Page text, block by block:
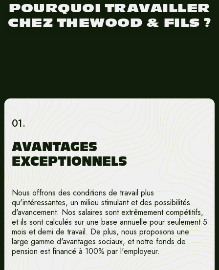
POURQUOI TRAVAILLER
CHEZ THEWOOD & FILS ?
01.
AVANTAGES
EXCEPTIONNELS
Nous offrons des conditions de travail plus
qu'intéressantes, un milieu stimulant et des possibilités
d'avancement. Nos salaires sont extrêmement compétitifs,
et ils sont calculés sur une base annuelle pour seulement 5
mois et demi de travail. De plus, nous proposons une
large gamme d'avantages sociaux, et notre fonds de
pension est financé à 100% par l'employeur.